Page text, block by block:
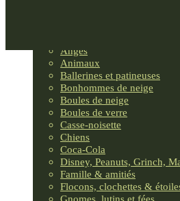
Anges
Animaux
Ballerines et patineuses
Bonhommes de neige
Boules de neige
Boules de verre
Casse-noisette
Chiens
Coca-Cola
Disney, Peanuts, Grinch,
Famille & amitiés
Flocons, clochettes &